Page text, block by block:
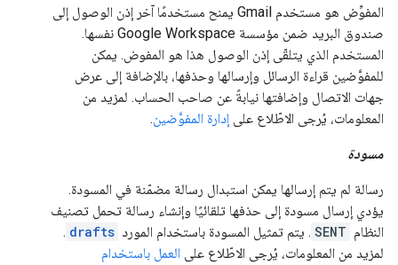
المفوِّض هو مستخدم Gmail يمنح مستخدمًا آخر إذن الوصول إلى
صندوق البريد ضمن مؤسسة Google Workspace نفسها.
المستخدم الذي يتلقّى إذن الوصول هذا هو المفوض. يمكن
للمفوَّضين قراءة الرسائل وإرسالها وحذفها، بالإضافة إلى عرض
جهات الاتصال وإضافتها نيابةً عن صاحب الحساب. لمزيد من
المعلومات، يُرجى الاطّلاع على إدارة المفوَّضين.
مسودة
رسالة لم يتم إرسالها يمكن استبدال رسالة مضمّنة في المسودة.
يؤدي إرسال مسودة إلى حذفها تلقائيًا وإنشاء رسالة تحمل تصنيف
النظام SENT . يتم تمثيل المسودة باستخدام المورد drafts
.
لمزيد من المعلومات، يُرجى الاطّلاع على العمل باستخدام